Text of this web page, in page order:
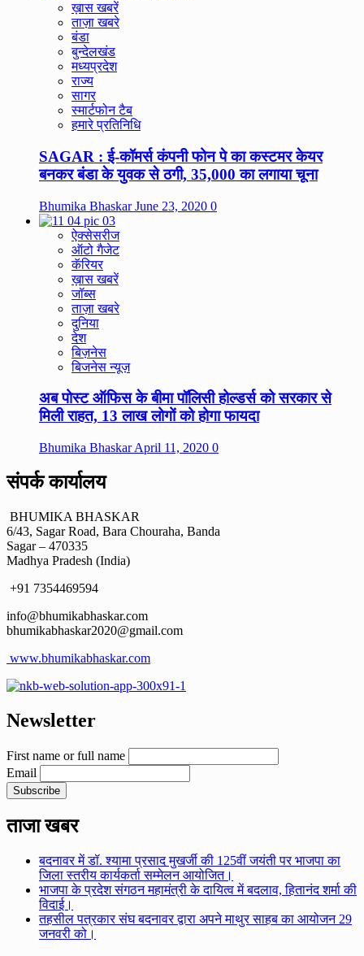
ख़ास खबरें
ताज़ा खबरे
बंडा
बुन्देलखंड
मध्यप्रदेश
राज्य
सागर
स्मार्टफोन टैब
हमारे प्रतिनिधि
SAGAR : ई-कॉमर्स कंपनी फोन पे का कस्टमर केयर
बनकर बंडा के युवक से ठगी, 35,000 का लगाया चूना
Bhumika BhaskarJune 23, 2020 0
ऐक्सेसरीज
ऑटो गैजेट
कॅरियर
ख़ास खबरें
जॉब्स
ताज़ा खबरे
दुनिया
देश
बिज़नेस
बिजनेस न्यूज़
अब पोस्ट ऑफिस के बीमा पॉलिसी होल्डर्स को सरकार से
मिली राहत, 13 लाख लोगों को होगा फायदा
Bhumika BhaskarApril 11, 2020 0
संपर्क कार्यालय
BHUMIKA BHASKAR
6/43, Sagar Road, Bara Chouraha, Banda
Sagar – 470335
Madhya Pradesh (India)
+91 7354469594
info@bhumikabhaskar.com
bhumikabhaskar2020@gmail.com
www.bhumikabhaskar.com
Newsletter
First name or full name
Email
ताजा खबर
बदनावर में डॉ. श्यामा प्रसाद मुखर्जी की 125वीं जयंती पर भाजपा का
जिला स्तरीय कार्यकर्ता सम्मेलन आयोजित।
भाजपा के प्रदेश संगठन महामंत्री के दायित्व में बदलाव, हितानंद शर्मा की
विदाई।
तहसील पत्रकार संघ बदनावर द्वारा अपने माथुर साहब का आयोजन 29
जनवरी को।